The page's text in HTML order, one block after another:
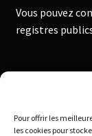
Pour offrir les
les cookies pour
Vous pouvez
registres
Institut
Infogreffe :